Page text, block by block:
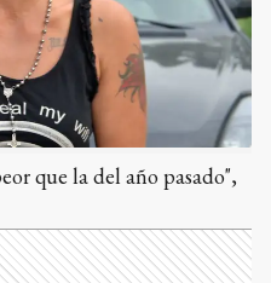
que la del año pasado",